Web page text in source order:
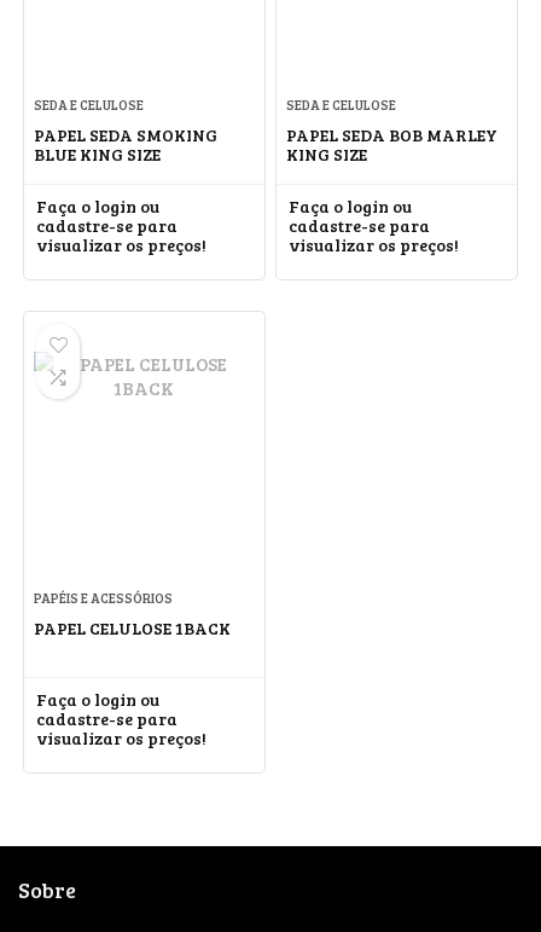
SEDA E CELULOSE
PAPEL SEDA SMOKING
BLUE KING SIZE
Faça o login ou
cadastre-se para
visualizar os preços!
SEDA E CELULOSE
PAPEL SEDA BOB MARLEY
KING SIZE
Faça o login ou
cadastre-se para
visualizar os preços!
PAPÉIS E ACESSÓRIOS
PAPEL CELULOSE 1BACK
Faça o login ou
cadastre-se para
visualizar os preços!
Sobre